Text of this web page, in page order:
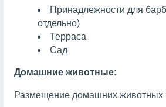
Принадлежности для
отдельно)
Терраса
Сад
Домашние животные:
Размещение домашних животных